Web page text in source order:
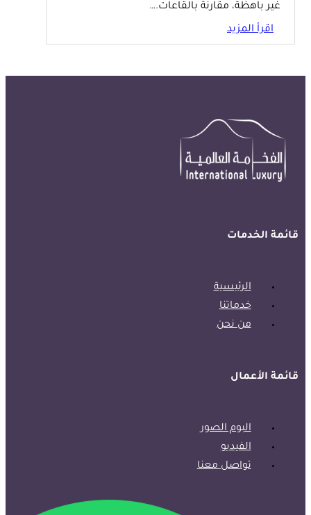
غير باهظة، مقارنةً بالقاعات.…
اقرأ المزيد
قائمة الخدمات
الرئيسية
خدماتنا
من نحن
قائمة الأعمال
البوم الصور
الفيديو
تواصل معنا